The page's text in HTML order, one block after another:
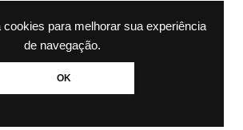
cookies para melhorar sua experiência
de navegação.
OK
dentro de casa sem
como descobrir qual é o
pela Anvisa